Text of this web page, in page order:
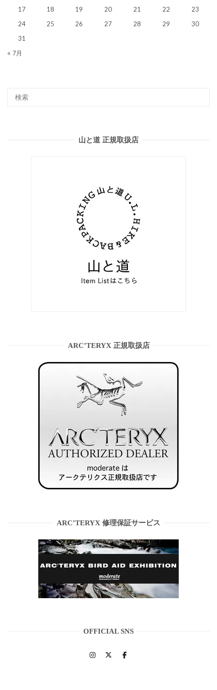
17 18 19 20 21 22
23
24
25 26 27 28 29
30
31
« 7月
山と道 正規取扱店
ARC’TERYX 正規取扱店
ARC’TERYX 修理保証サービス
OFFICIAL SNS